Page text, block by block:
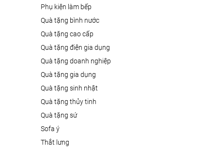
phụ kiện làm bếp
quà tặng bình nước
quà tặng cao cấp
quà tặng điện gia dụng
quà tặng doanh nghiệp
quà tặng gia dụng
quà tặng sinh nhật
quà tặng thủy tinh
quà tặng sứ
sofa ý
thắt lưng